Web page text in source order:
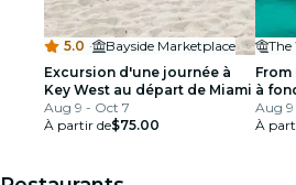
5.0 ·
Bayside Marketplace
Excursion d'une journée à
Key West au départ de Miami
Aug 9 - Oct 7
À partir de$75.00
The
à
Aug
À